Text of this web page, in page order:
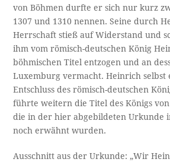
von Böhmen durfte er sich nur kurz
1307 und 1310 nennen. Seine durch
Herrschaft stieß auf Widerstand und
ihm vom römisch-deutschen König
böhmischen Titel entzogen und an
Luxemburg vermacht. Heinrich selbst
Entschluss des römisch-deutschen
führte weitern die Titel des Königs
die in der hier abgebildeten Urkunde
noch erwähnt wurden.
Ausschnitt aus der Urkunde: „Wir